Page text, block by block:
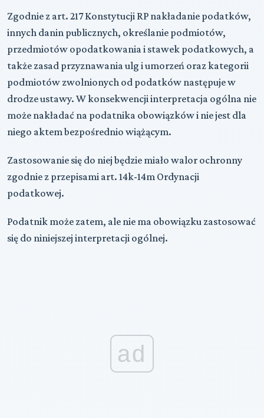
Zgodnie z art. 217 Konstytucji RP nakładanie podatków,
innych danin publicznych, określanie podmiotów,
przedmiotów opodatkowania i stawek podatkowych, a
także zasad przyznawania ulg i umorzeń oraz kategorii
podmiotów zwolnionych od podatków następuje w
drodze ustawy. W konsekwencji interpretacja ogólna nie
może nakładać na podatnika obowiązków i nie jest dla
niego aktem bezpośrednio wiążącym.
Zastosowanie się do niej będzie miało walor ochronny
zgodnie z przepisami art. 14k-14m Ordynacji
podatkowej.
Podatnik może zatem, ale nie ma obowiązku zastosować
się do niniejszej interpretacji ogólnej.
ad